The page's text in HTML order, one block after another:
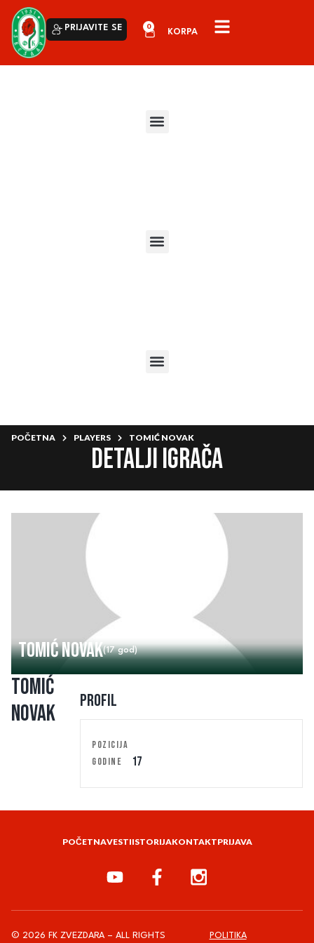
PRIJAVITE SE 0
POČETNA PLAYERS TOMIĆ NOVAK
Detalji igrača
Tomić Novak(17 god)
Tomić
Novak
Profil
POZICIJA
GODINE
17
POČETNAVESTIISTORIJAKONTAKTPRIJAVA
© 2026 FK ZVEZDARA – ALL RIGHTS POLITIKA